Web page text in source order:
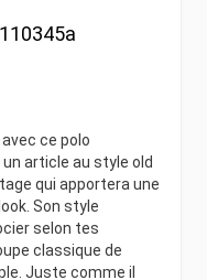
ce polo
article au style old
qui apportera une
Son style
selon tes
classique de
Juste comme il